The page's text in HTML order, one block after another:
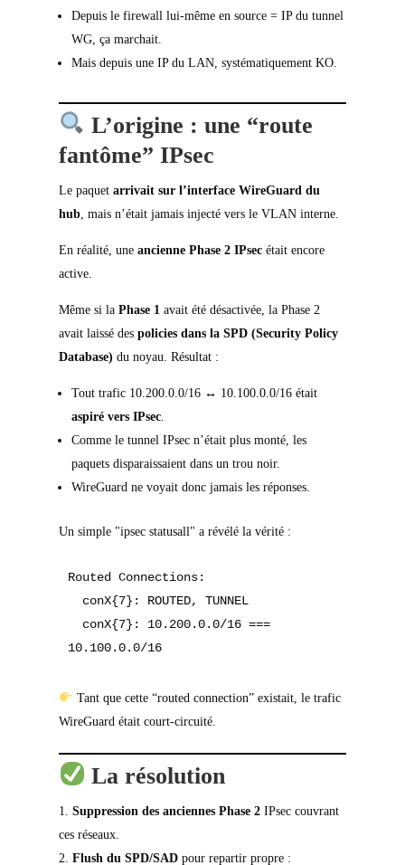
Depuis le firewall lui-même en source = IP du tunnel
WG, ça marchait.
Mais depuis une IP du LAN, systématiquement KO.
L’origine : une “route
fantôme” IPsec
Le paquet arrivait sur l’interface WireGuard du
hub, mais n’était jamais injecté vers le VLAN interne.
En réalité, une ancienne Phase 2 IPsecétait encore
active.
Même si la Phase 1 avait été désactivée, la Phase 2
avait laissé des policies dans la SPD (Security Policy
Database) du noyau. Résultat :
Tout trafic 10.200.0.0/16 ↔ 10.100.0.0/16 était
aspiré vers IPsec.
Comme le tunnel IPsec n’était plus monté, les
paquets disparaissaient dans un trou noir.
WireGuard ne voyait donc jamais les réponses.
Un simple "ipsec statusall" a révélé la vérité :
Routed Connections:
10.100.0.0/16
Tant que cette “routed connection” existait, le trafic
WireGuard était court-circuité.
La résolution
Suppression des anciennes Phase 2IPsec couvrant
ces réseaux.
Flush du SPD/SADpour repartir propre :